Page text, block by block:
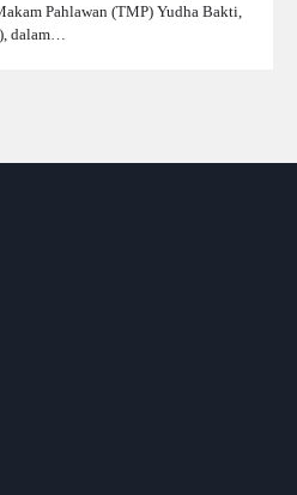
Pahlawan (TMP) Yudha Bakti,
dalam…